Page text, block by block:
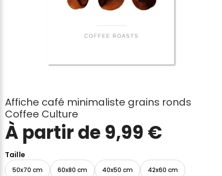
Affiche café minimaliste grains ronds
Coffee Culture
À partir de9,99 €
Taille
50x70 cm 60x80 cm 40x50 cm 42x60 cm